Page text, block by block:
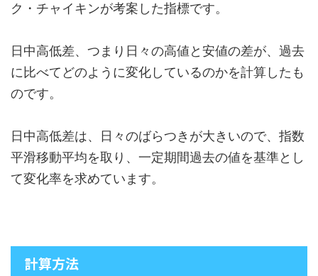
ク・チャイキンが考案した指標です。
日中高低差、つまり日々の高値と安値の差が、過去
に比べてどのように変化しているのかを計算したも
のです。
日中高低差は、日々のばらつきが大きいので、指数
平滑移動平均を取り、一定期間過去の値を基準とし
て変化率を求めています。
計算方法